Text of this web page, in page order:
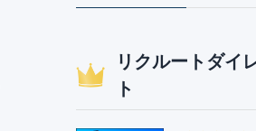
リクルートダイ
ト